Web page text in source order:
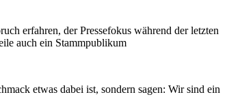
erfahren, der Pressefokus während der letzten
auch ein Stammpublikum
etwas dabei ist, sondern sagen: Wir sind ein